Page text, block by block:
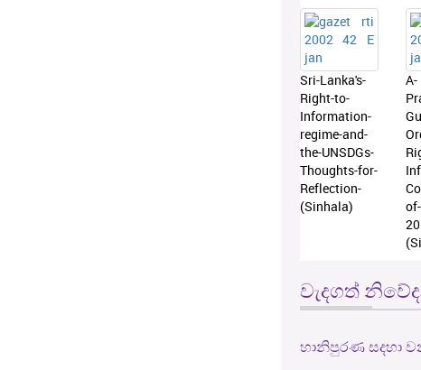
Sri-Lanka's-
Right-to-
Information-
regime-and-
the-UNSDGs-
Thoughts-for-
Reflection-
(Sinhala)
A-
වැදගත්
හානිපුරණ සදහා